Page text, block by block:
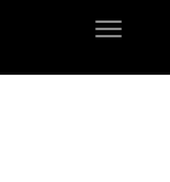
Toggle